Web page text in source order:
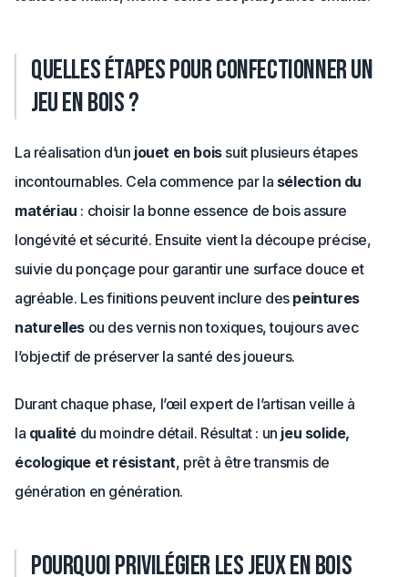
Quelles étapes pour confectionner un
jeu en bois ?
La réalisation d’un jouet en boissuit plusieurs étapes
incontournables. Cela commence par la sélection du
matériau : choisir la bonne essence de bois assure
longévité et sécurité. Ensuite vient la découpe précise,
suivie du ponçage pour garantir une surface douce et
agréable. Les finitions peuvent inclure des peintures
naturelles ou des vernis non toxiques, toujours avec
l’objectif de préserver la santé des joueurs.
Durant chaque phase, l’œil expert de l’artisan veille à
la qualité du moindre détail. Résultat : un jeu solide,
écologique et résistant, prêt à être transmis de
génération en génération.
Pourquoi privilégier les jeux en bois